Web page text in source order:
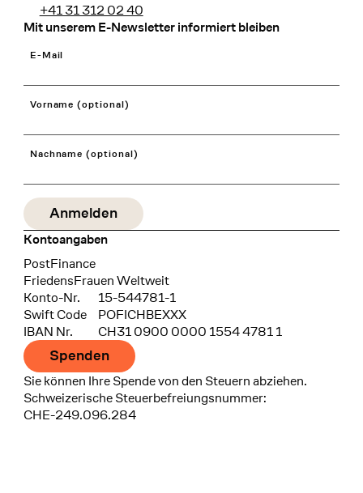
+41 31 312 02 40
Mit unserem E-Newsletter informiert bleiben
E-Mail
Vorname (optional)
Nachname (optional)
Kontoangaben
Bank
PostFinance
Recipient
FriedensFrauen Weltweit
Konto-Nr.
15-544781-1
Swift Code
POFICHBEXXX
IBAN Nr.
CH31 0900 0000 1554 4781 1
Spenden
Sie können Ihre Spende von den Steuern abziehen.
Schweizerische Steuerbefreiungsnummer:
CHE-249.096.284